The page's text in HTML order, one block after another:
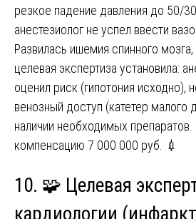
резкое падение давления до 50/
анестезиолог не успел ввести
Развилась ишемия спинного
целевая экспертиза установила:
оценил риск (гипотония исходно),
венозный доступ (катетер малого
наличии необходимых
компенсацию 7 000 000 руб. 💉
10. 🧩 Целевая
кардиологии